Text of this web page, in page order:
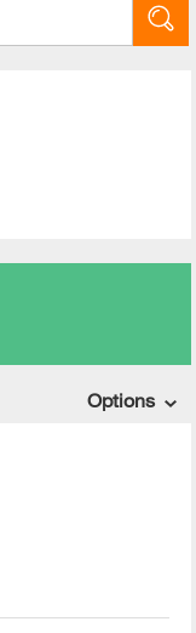
Options